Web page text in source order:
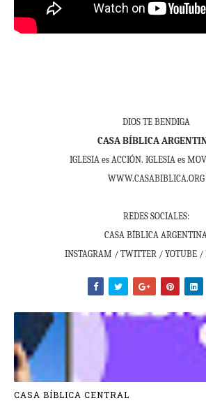
DIOS TE BENDIGA
CASA BÍBLICA
IGLESIA es ACCIÓN. IGLESIA es
WWW.CASABIBLICA.ORG
REDES SOCIALES:
CASA BÍBLICA
INSTAGRAM / TWITTER / YOTUBE /
CASA BÍBLICA CENTRAL